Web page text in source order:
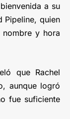
a su
Pipeline, quien
y hora
que Rachel
aunque logró
fue suficiente